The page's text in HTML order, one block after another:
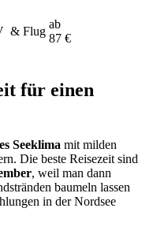
& Flug
ab
87 €
für einen
Seeklima mit milden
Die beste Reisezeit sind
, weil man dann
baumeln lassen
in der Nordsee